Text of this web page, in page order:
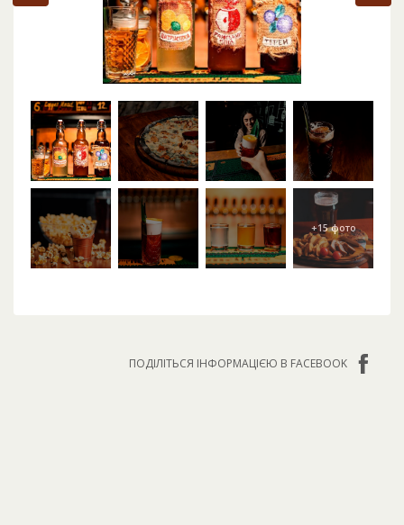
ПОДІЛІТЬСЯ ІНФОРМАЦІЄЮ В FACEBOOK